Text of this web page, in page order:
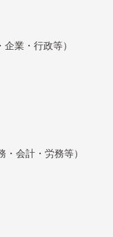
業・⾏政等）
・会計・労務等）